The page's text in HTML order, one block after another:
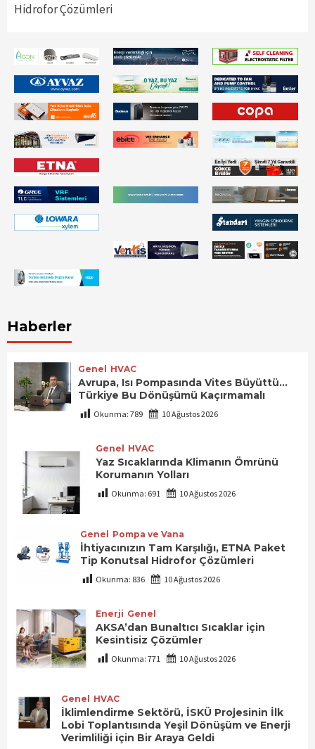
Hidrofor Çözümleri
Haberler
Genel HVAC
Avrupa, Isı Pompasında Vites Büyüttü…
Türkiye Bu Dönüşümü Kaçırmamalı
Okunma:789 10 Ağustos 2026
Genel HVAC
Yaz Sıcaklarında Klimanın Ömrünü
Korumanın Yolları
Okunma: 691 10 Ağustos 2026
Genel Pompa ve Vana
İhtiyacınızın Tam Karşılığı, ETNA Paket
Tip Konutsal Hidrofor Çözümleri
Okunma: 836 10 Ağustos 2026
Enerji Genel
AKSA’dan Bunaltıcı Sıcaklar için
Kesintisiz Çözümler
Okunma:771 10 Ağustos 2026
Genel HVAC
İklimlendirme Sektörü, İSKÜ Projesinin İlk
Lobi Toplantısında Yeşil Dönüşüm ve Enerji
Verimliliği için Bir Araya Geldi